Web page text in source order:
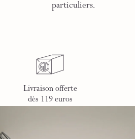
particuliers.
Livraison offerte
dès 119 euros